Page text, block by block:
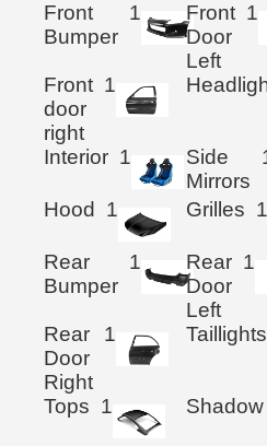
Front
Bumper
1
Front
Door
Left
1
Front
door
right
1
Interior 1
Side
Mirrors
Hood 1 Grilles 1
Rear
Bumper
1
Rear
Door
Left
1
Rear
Door
Right
1 Taillights
Tops 1 Shadow